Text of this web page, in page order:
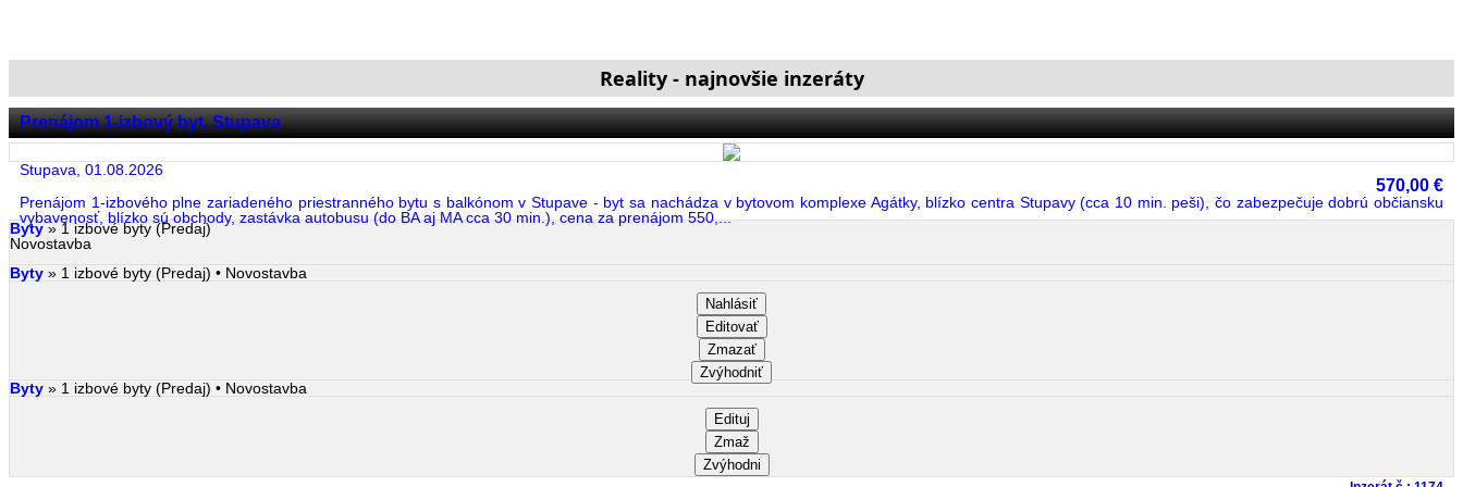
Reality - najnovšie inzeráty
Prenájom 1-izbový byt, Stupava
Stupava, 01.08.2026
570,00 €
Prenájom 1-izbového plne zariadeného priestranného bytu s balkónom v Stupave - byt sa nachádza v bytovom komplexe Agátky, blízko centra Stupavy (cca 10 min. peši), čo zabezpečuje dobrú občiansku
vybavenosť, blízko sú obchody, zastávka autobusu (do BA aj MA cca 30 min.), cena za prenájom 550,...
Byty» 1 izbové byty (Predaj)
Novostavba
Byty » 1 izbové byty (Predaj) • Novostavba
Nahlásiť
Editovať
Zmazať
Zvýhodniť
Byty » 1 izbové byty (Predaj) • Novostavba
Edituj
Zmaž
Zvýhodni